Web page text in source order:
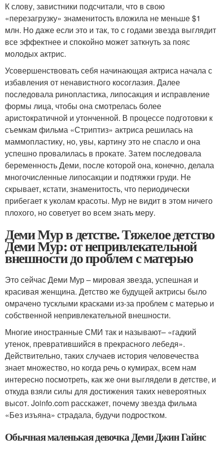
К слову, завистники подсчитали, что в свою
«перезагрузку» знаменитость вложила не меньше $1
млн. Но даже если это и так, то с годами звезда выглядит
все эффектнее и спокойно может заткнуть за пояс
молодых актрис.
Усовершенствовать себя начинающая актриса начала с
избавления от ненавистного косоглазия. Далее
последовала ринопластика, липосакция и исправление
формы лица, чтобы она смотрелась более
аристократичной и утонченной. В процессе подготовки к
съемкам фильма «Стриптиз» актриса решилась на
маммопластику, но, увы, картину это не спасло и она
успешно провалилась в прокате. Затем последовала
беременность Деми, после которой она, конечно, делала
многочисленные липосакции и подтяжки груди. Не
скрывает, кстати, знаменитость, что периодически
прибегает к уколам красоты. Мур не видит в этом ничего
плохого, но советует во всем знать меру.
Деми Мур в детстве. Тяжелое детство
Деми Мур: от непривлекательной
внешности до проблем с матерью
Это сейчас Деми Мур – мировая звезда, успешная и
красивая женщина. Детство же будущей актрисы было
омрачено тусклыми красками из-за проблем с матерью и
собственной непривлекательной внешности.
Многие иностранные СМИ так и называют– «гадкий
утенок, превратившийся в прекрасного лебедя».
Действительно, таких случаев история человечества
знает множество, но когда речь о кумирах, всем нам
интересно посмотреть, как же они выглядели в детстве, и
откуда взяли силы для достижения таких невероятных
высот. Joinfo.com расскажет, почему звезда фильма
«Без изъяна» страдала, будучи подростком.
Обычная маленькая девочка Деми Джин Гайнс